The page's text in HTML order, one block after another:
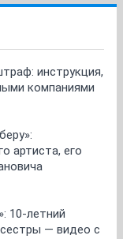
инструкция,
компаниями
артиста, его
10-летний
— видео с